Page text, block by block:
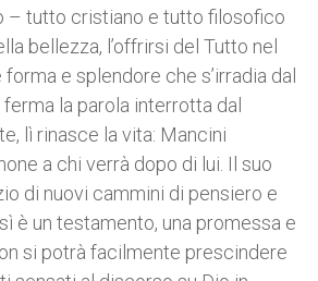
– tutto cristiano e tutto filosofico
bellezza, l’offrirsi del Tutto nel
e splendore che s’irradia dal
la parola interrotta dal
lì rinasce la vita: Mancini
a chi verrà dopo di lui. Il suo
di nuovi cammini di pensiero e
è un testamento, una promessa e
si potrà facilmente prescindere